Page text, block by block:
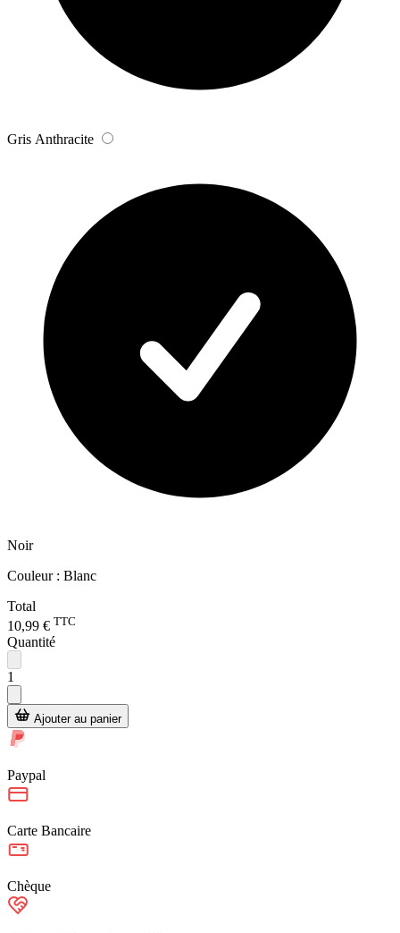
Gris Anthracite
Noir
Couleur : Blanc
Total
10,99 € TTC
Quantité
1
Ajouter au panier
Paypal
Carte Bancaire
Chèque